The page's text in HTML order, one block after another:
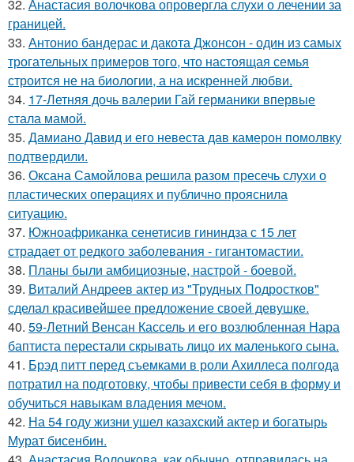
32. Анастасия волочкова опровергла слухи о лечении за
границей.
33. Антонио бандерас и дакота Джонсон - один из самых
трогательных примеров того, что настоящая семья
строится не на биологии, а на искренней любви.
34. 17-Летняя дочь валерии Гай германики впервые
стала мамой.
35. Дамиано Давид и его невеста дав камерон помолвку
подтвердили.
36. Оксана Самойлова решила разом пресечь слухи о
пластических операциях и публично прояснила
ситуацию.
37. Южноафриканка сенетисив гининдза с 15 лет
страдает от редкого заболевания - гигантомастии.
38. Планы были амбициозные, настрой - боевой.
39. Виталий Андреев актер из "Трудных Подростков"
сделал красивейшее предложение своей девушке.
40. 59-Летний Венсан Кассель и его возлюбленная Нара
баптиста перестали скрывать лицо их маленького сына.
41. Брэд питт перед съемками в роли Ахиллеса полгода
потратил на подготовку, чтобы привести себя в форму и
обучиться навыкам владения мечом.
42. На 54 году жизни ушел казахский актер и богатырь
Мурат бисенбин.